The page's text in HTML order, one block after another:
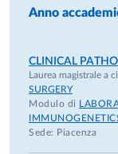
Anno
CLINICAL
Laurea magistrale a
SURGERY
Modulo di
Sede: Piacenza